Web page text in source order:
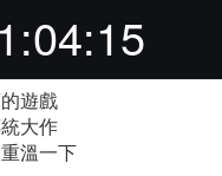
遊戲
大作
溫一下